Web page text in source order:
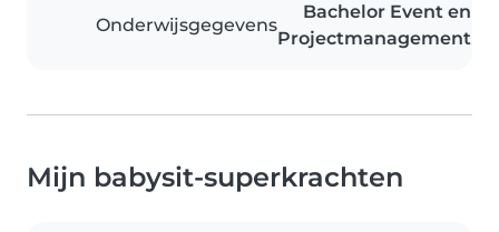
Onderwijsgegevens
Bachelor Event en
Projectmanagement
Mijn babysit-superkrachten